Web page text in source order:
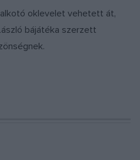
oklevelet vehetett át,
bájátéka szerzett